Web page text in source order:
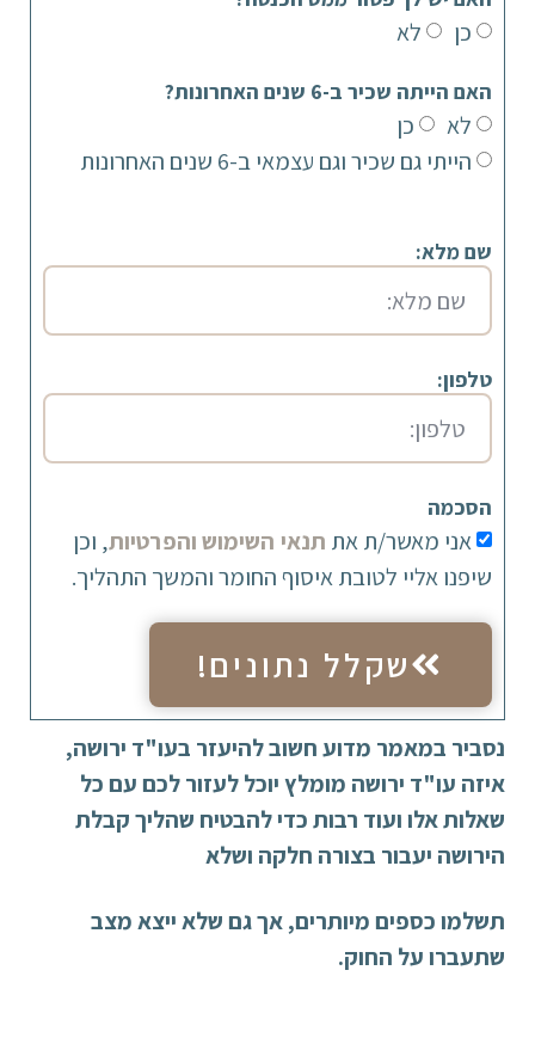
כן לא
האם הייתה שכיר ב-6 שנים האחרונות?
לא
כן
הייתי גם שכיר וגם עצמאי ב-6 שנים האחרונות
שם מלא:
טלפון:
הסכמה
אני מאשר/ת את תנאי השימוש והפרטיות, וכן
שיפנו אליי לטובת איסוף החומר והמשך התהליך.
שקלל נתונים!
נסביר במאמר מדוע חשוב להיעזר בעו"ד ירושה,
איזה עו"ד ירושה מומלץ יוכל לעזור לכם עם כל
שאלות אלו ועוד רבות כדי להבטיח שהליך קבלת
הירושה יעבור בצורה חלקה ושלא
תשלמו כספים מיותרים, אך גם שלא ייצא מצב
שתעברו על החוק.